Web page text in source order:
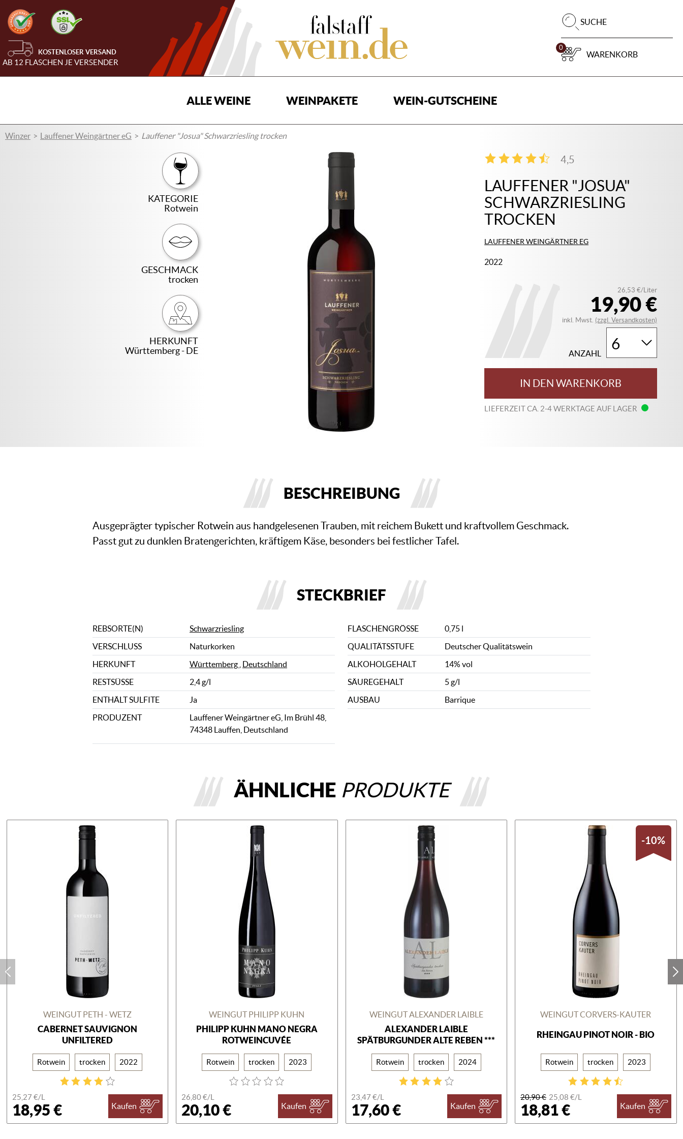
KOSTENLOSER VERSAND
AB 12 FLASCHEN JE VERSENDER
SUCHE
0
WARENKORB
ALLE WEINE WEINPAKETE WEIN-GUTSCHEINE
Winzer Lauffener Weingärtner eG Lauffener "Josua" Schwarzriesling trocken
KATEGORIE
Rotwein
GESCHMACK
trocken
HERKUNFT
Württemberg - DE
LAUFFENER "JOSUA"
SCHWARZRIESLING
TROCKEN
LAUFFENER WEINGÄRTNER EG
2022
4,5
2
19,90 €
26,53 €/Liter
inkl. Mwst. (zzgl. Versandkosten)
ANZAHL
IN DEN WARENKORB
LIEFERZEIT CA. 2-4 WERKTAGE AUF LAGER
BESCHREIBUNG
Ausgeprägter typischer Rotwein aus handgelesenen Trauben, mit reichem Bukett und kraftvollem Geschmack.
Passt gut zu dunklen Bratengerichten, kräftigem Käse, besonders bei festlicher Tafel.
STECKBRIEF
REBSORTE(N) Schwarzriesling FLASCHENGRÖSSE
0,75 l
VERSCHLUSS
Naturkorken QUALITÄTSSTUFE
Deutscher Qualitätswein
HERKUNFT
Württemberg Deutschland ALKOHOLGEHALT
14% vol
RESTSÜSSE
2,4 g/l SÄUREGEHALT
5 g/l
ENTHÄLT SULFITE
Ja AUSBAU
Barrique
PRODUZENT
Lauffener Weingärtner eG, Im Brühl 48,
74348 Lauffen, Deutschland
ÄHNLICHE PRODUKTE
WEINGUT PETH - WETZ
CABERNET SAUVIGNON
UNFILTERED
Rotwein trocken 2022
25,27 €/L
18,95 € Kaufen
WEINGUT PHILIPP KUHN
PHILIPP KUHN MANO NEGRA
ROTWEINCUVÉE
Rotwein trocken 2023
26,80 €/L
20,10 € Kaufen
WEINGUT ALEXANDER LAIBLE
ALEXANDER LAIBLE
SPÄTBURGUNDER ALTE REBEN ***
Rotwein trocken 2024
23,47 €/L
17,60 € Kaufen
-10%
WEINGUT CORVERS-KAUTER
RHEINGAU PINOT NOIR - BIO
Rotwein trocken 2023
20,90 € 25,08 €/L
18,81 € Kaufen